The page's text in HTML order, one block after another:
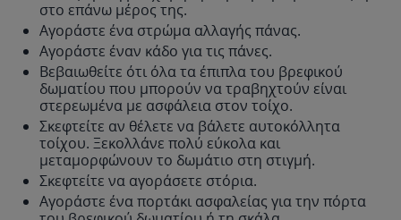
στο επάνω μέρος της.
Αγοράστε ένα στρώμα αλλαγής πάνας.
Αγοράστε έναν κάδο για τις πάνες.
Βεβαιωθείτε ότι όλα τα έπιπλα του βρεφικού
δωματίου που μπορούν να τραβηχτούν είναι
στερεωμένα με ασφάλεια στον τοίχο.
Σκεφτείτε αν θέλετε να βάλετε αυτοκόλλητα
τοίχου. Ξεκολλάνε πολύ εύκολα και
μεταμορφώνουν το δωμάτιο στη στιγμή.
Σκεφτείτε να αγοράσετε στόρια.
Αγοράστε ένα πορτάκι ασφαλείας για την πόρτα